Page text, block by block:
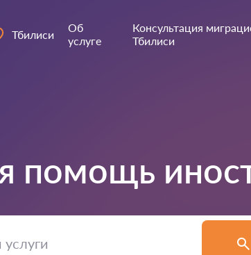
Тбилиси
Об
услуге
Консультация
Тбилиси
помощь